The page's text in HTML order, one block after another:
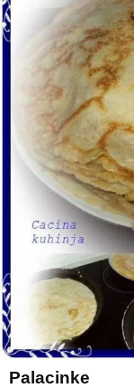
Palacinke